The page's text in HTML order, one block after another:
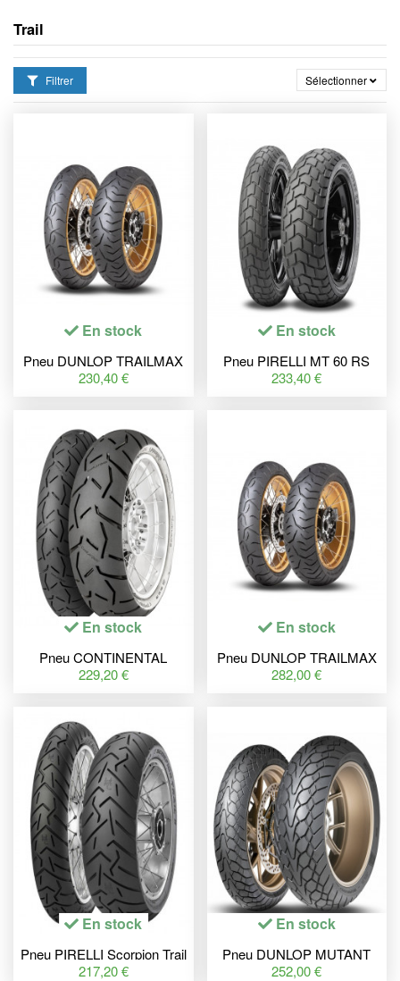
Trail
Filtrer Sélectionner
En stock
Pneu DUNLOP TRAILMAX
MERIDIAN 100/90-19 M/C
230,40 €
En stock
Pneu PIRELLI MT 60 RS
(F) STD + Ducati Scrambler
233,40 €
En stock
Pneu CONTINENTAL
ContiTrailAttack 3 120/70 R
229,20 €
En stock
Pneu DUNLOP TRAILMAX
MERIDIAN 170/60 ZR 17
282,00 €
En stock
Pneu PIRELLI Scorpion Trail
II (F)(D) STD + Ducati
217,20 €
En stock
Pneu DUNLOP MUTANT
120/70 ZR 17 M/C (58W) TL
252,00 €